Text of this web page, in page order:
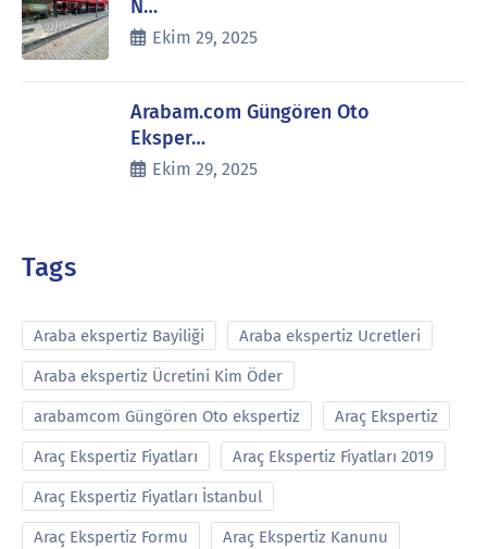
N…
Ekim 29, 2025
Arabam.com Güngören Oto
Eksper…
Ekim 29, 2025
Tags
Araba ekspertiz Bayiliği Araba ekspertiz Ucretleri
Araba ekspertiz Ücretini Kim Öder
arabamcom Güngören Oto ekspertiz Araç Ekspertiz
Araç Ekspertiz Fiyatları Araç Ekspertiz Fiyatları 2019
Araç Ekspertiz Fiyatları İstanbul
Araç Ekspertiz Formu Araç Ekspertiz Kanunu